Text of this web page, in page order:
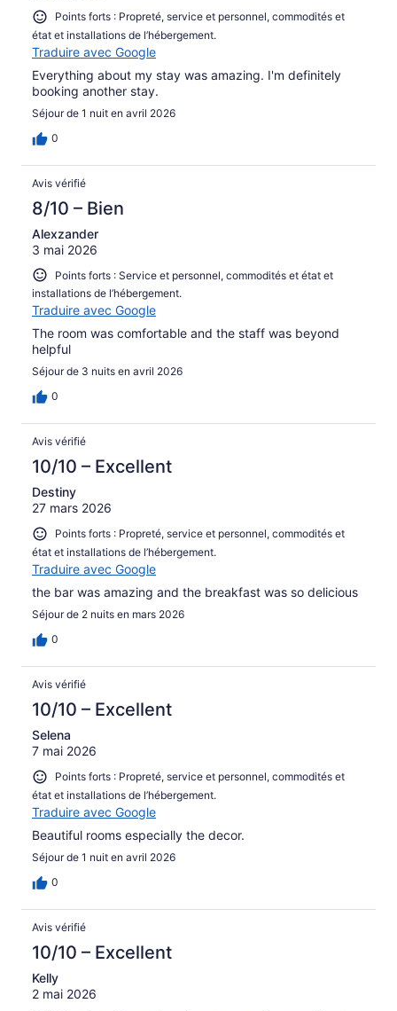
Points forts : Propreté, service et personnel, commodités et
état et installations de l’hébergement.
Traduire avec Google
Everything about my stay was amazing. I'm definitely
booking another stay.
Séjour de 1 nuit en avril 2026
0
Avis vérifié
8/10 – Bien
Alexzander
3 mai 2026
Points forts : Service et personnel, commodités et état et
installations de l’hébergement.
Traduire avec Google
The room was comfortable and the staff was beyond
helpful
Séjour de 3 nuits en avril 2026
0
Avis vérifié
10/10 – Excellent
Destiny
27 mars 2026
Points forts : Propreté, service et personnel, commodités et
état et installations de l’hébergement.
Traduire avec Google
the bar was amazing and the breakfast was so delicious
Séjour de 2 nuits en mars 2026
0
Avis vérifié
10/10 – Excellent
Selena
7 mai 2026
Points forts : Propreté, service et personnel, commodités et
état et installations de l’hébergement.
Traduire avec Google
Beautiful rooms especially the decor.
Séjour de 1 nuit en avril 2026
0
Avis vérifié
10/10 – Excellent
Kelly
2 mai 2026